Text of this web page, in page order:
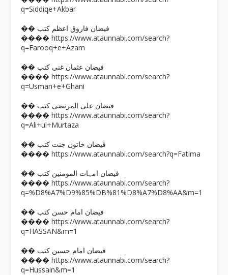
q=Siddiqe+Akbar
�� فیضان فاروق اعظم کتب
���� https://www.ataunnabi.com/search?
q=Farooq+e+Azam
�� فیضان عثمان غنی کتب
���� https://www.ataunnabi.com/search?
q=Usman+e+Ghani
�� فیضان علی المرتضی کتب
���� https://www.ataunnabi.com/search?
q=Ali+ul+Murtaza
�� فیضان خاتون جنت کتب
���� https://www.ataunnabi.com/search?q=Fatima
�� فیضان امہات المومنین کتب
���� https://www.ataunnabi.com/search?
q=%D8%A7%D9%85%DB%81%D8%A7%D8%AA&m=1
�� فیضان امام حسن کتب
���� https://www.ataunnabi.com/search?
q=HASSAN&m=1
�� فیضان امام حسین کتب
���� https://www.ataunnabi.com/search?
q=Hussain&m=1